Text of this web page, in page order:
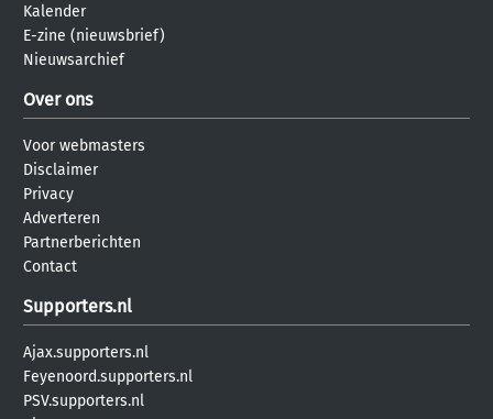
Kalender
E-zine (nieuwsbrief)
Nieuwsarchief
Over ons
Voor webmasters
Disclaimer
Privacy
Adverteren
Partnerberichten
Contact
Supporters.nl
Ajax.supporters.nl
Feyenoord.supporters.nl
PSV.supporters.nl